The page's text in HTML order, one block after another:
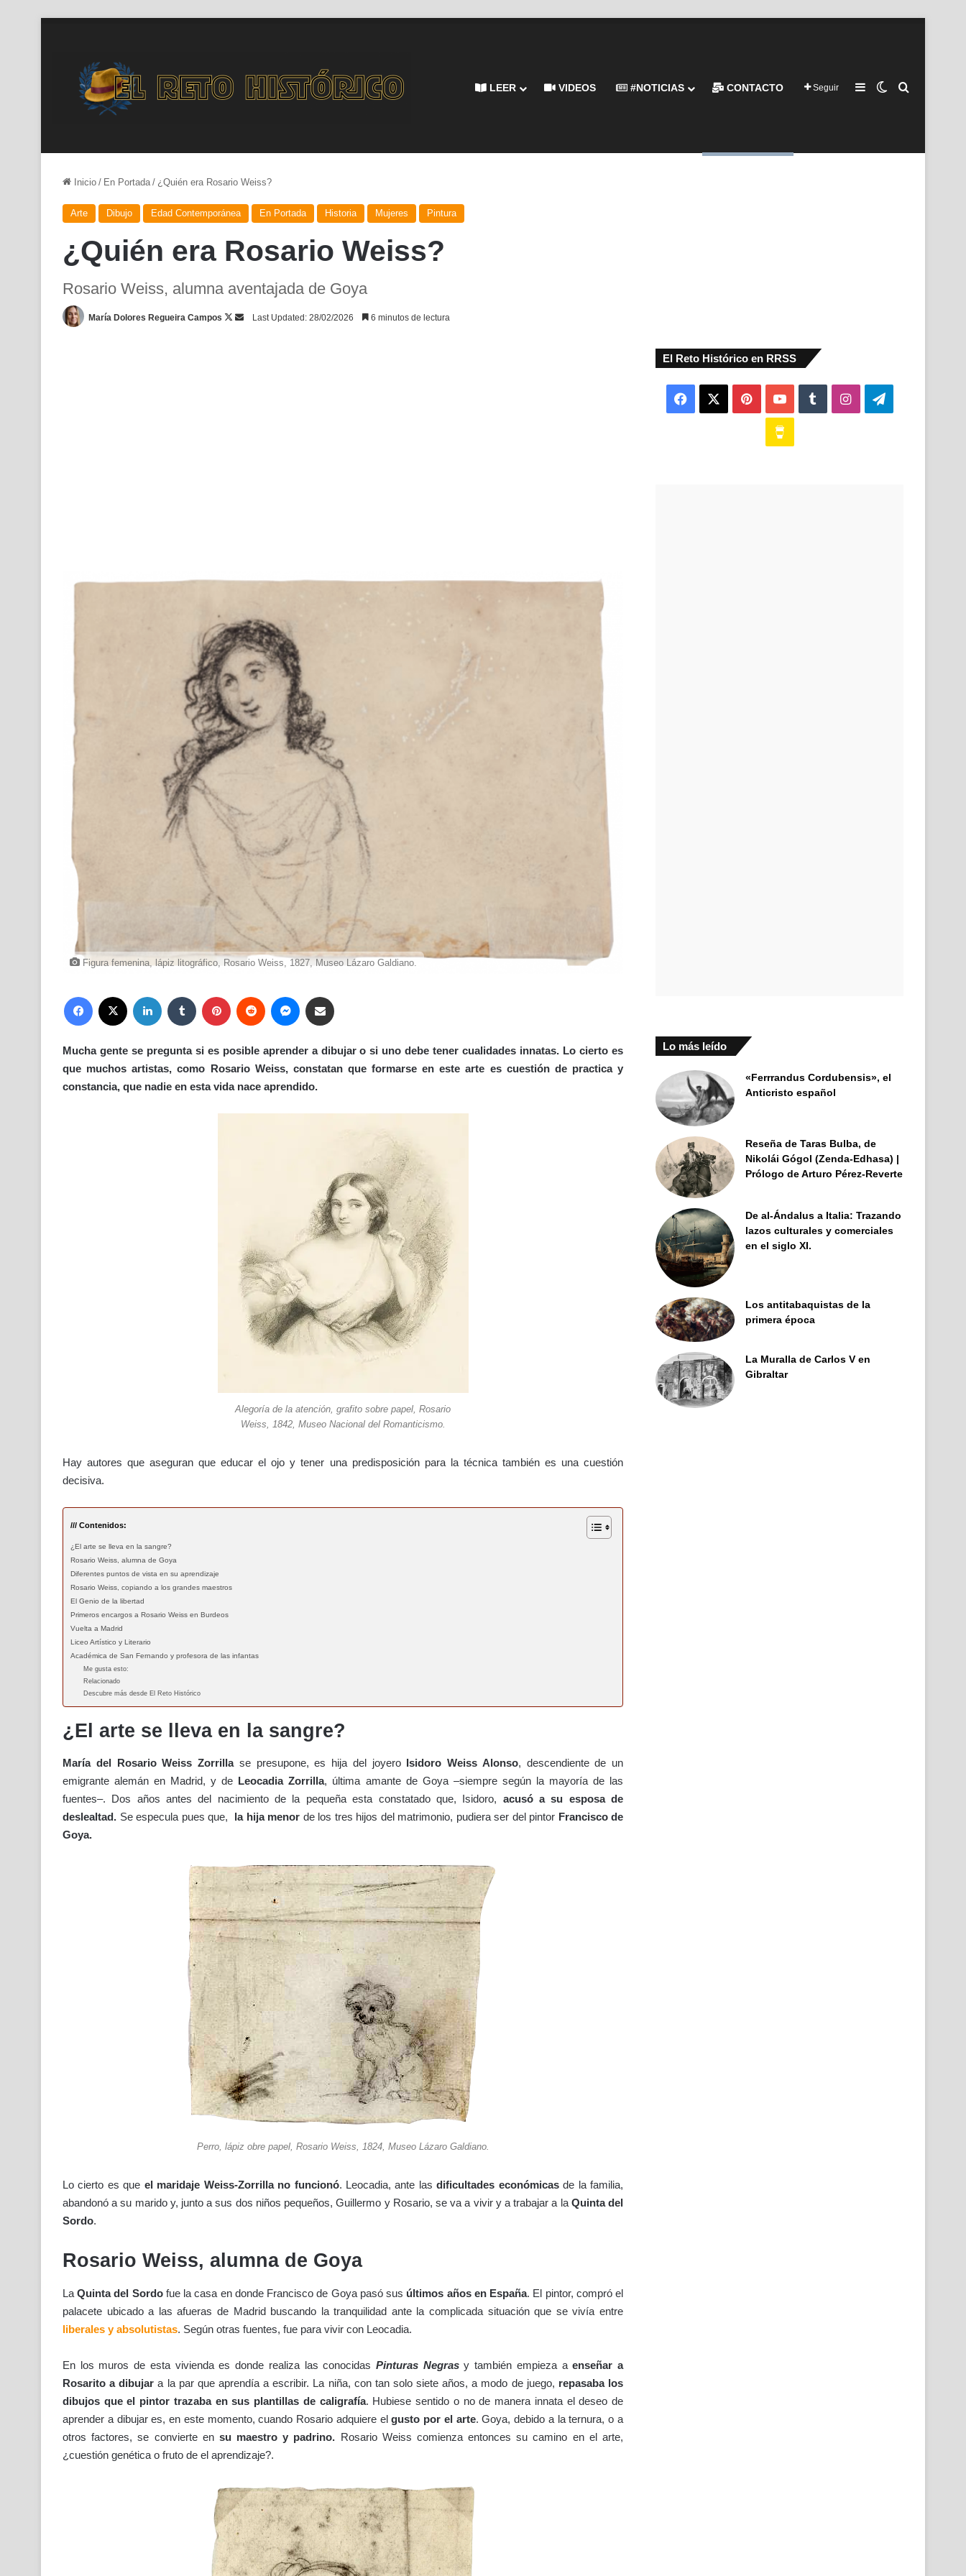
LEER VIDEOS #NOTICIAS CONTACTO Seguir Barra lateral
Switch skin
Inicio / En Portada / ¿Quién era Rosario Weiss?
Arte Dibujo Edad Contemporánea En Portada Historia Mujeres Pintura
¿Quién era Rosario Weiss?
Rosario Weiss, alumna aventajada de Goya
María Dolores Regueira Campos
Follow
SendLast Updated: 28/02/2026 6 minutos de lectura
Figura femenina, lápiz litográfico, Rosario Weiss, 1827, Museo Lázaro Galdiano.
Facebook LinkedIn Tumblr Pinterest Reddit Messenger
Mucha gente se pregunta si es posible aprender a dibujar o si uno debe tener cualidades innatas. Lo cierto es
que muchos artistas, como Rosario Weiss, constatan que formarse en este arte es cuestión de practica y
constancia, que nadie en esta vida nace aprendido.
Alegoría de la atención, grafito sobre papel, Rosario
Weiss, 1842, Museo Nacional del Romanticismo.
Hay autores que aseguran que educar el ojo y tener una predisposición para la técnica también es una cuestión
decisiva.
/// Contenidos:
¿El arte se lleva en la sangre?
Rosario Weiss, alumna de Goya
Diferentes puntos de vista en su aprendizaje
Rosario Weiss, copiando a los grandes maestros
El Genio de la libertad
Primeros encargos a Rosario Weiss en Burdeos
Vuelta a Madrid
Liceo Artístico y Literario
Académica de San Fernando y profesora de las infantas
Me gusta esto:
Relacionado
Descubre más desde El Reto Histórico
¿El arte se lleva en la sangre?
María del Rosario Weiss Zorrillase presupone, es hija del joyero Isidoro Weiss Alonso, descendiente de un
emigrante alemán en Madrid, y de Leocadia Zorrilla, última amante de Goya –siempre según la mayoría de las
fuentes–. Dos años antes del nacimiento de la pequeña esta constatado que, Isidoro, acusó a su esposa de
deslealtad. Se especula pues que, la hija menor de los tres hijos del matrimonio, pudiera ser del pintor Francisco de
Goya.
Perro, lápiz obre papel, Rosario Weiss, 1824, Museo Lázaro Galdiano.
Lo cierto es que el maridaje Weiss-Zorrilla no funcionó. Leocadia, ante lasdificultades económicasde la familia,
abandonó a su marido y, junto a sus dos niños pequeños, Guillermo y Rosario, se va a vivir y a trabajar a la Quinta del
Sordo.
Rosario Weiss, alumna de Goya
LaQuinta del Sordo fue la casa en donde Francisco de Goya pasó sus últimos años en España. El pintor, compró el
palacete ubicado a las afueras de Madrid buscando la tranquilidad ante la complicada situación que se vivía entre
liberales y absolutistas. Según otras fuentes, fue para vivir con Leocadia.
En los muros de esta vivienda es donde realiza las conocidas Pinturas Negrasy también empieza aenseñar a
Rosarito a dibujara la par que aprendía a escribir. La niña, con tan solo siete años, a modo de juego, repasaba los
dibujos que el pintor trazaba en sus plantillas de caligrafía. Hubiese sentido o no de manera innata el deseo de
aprender a dibujar es, en este momento, cuando Rosario adquiere elgusto por el arte. Goya, debido a la ternura, o a
otros factores, se convierte en su maestro y padrino. Rosario Weiss comienza entonces su camino en el arte,
¿cuestión genética o fruto de el aprendizaje?.
El Reto Histórico en RRSS
Facebook PinterestYouTubeTumblrInstagramTelegram
Lo más leído
«Ferrrandus Cordubensis», el
Anticristo español
Reseña de Taras Bulba, de
Nikolái Gógol (Zenda-Edhasa) |
Prólogo de Arturo Pérez-Reverte
De al-Ándalus a Italia: Trazando
lazos culturales y comerciales
en el siglo XI.
Los antitabaquistas de la
primera época
La Muralla de Carlos V en
Gibraltar